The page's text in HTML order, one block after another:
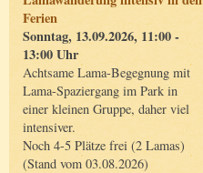
Ferien
Sonntag, 13.09.2026, 11:00 -
13:00 Uhr
Achtsame Lama-Begegnung mit
Lama-Spaziergang im Park in
einer kleinen Gruppe, daher viel
intensiver.
Noch 4-5 Plätze frei (2 Lamas)
(Stand vom 03.08.2026)